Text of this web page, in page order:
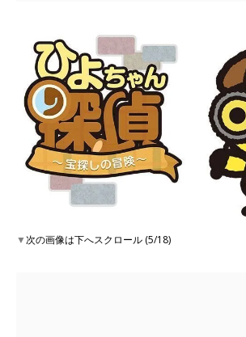
▼次の画像は下へスクロール (5/18)